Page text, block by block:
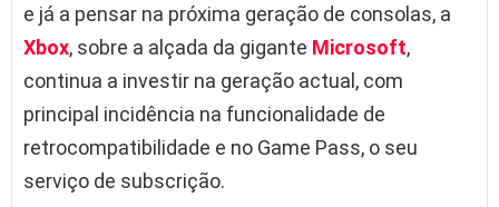
e já a pensar na próxima geração de consolas, a
Xbox, sobre a alçada da gigante Microsoft,
continua a investir na geração actual, com
principal incidência na funcionalidade de
retrocompatibilidade e no Game Pass, o seu
serviço de subscrição.